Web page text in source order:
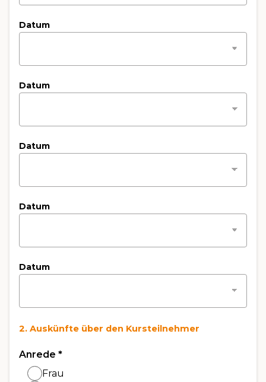
Datum
Datum
Datum
Datum
Datum
2. Auskünfte über den Kursteilnehmer
Anrede *
Frau